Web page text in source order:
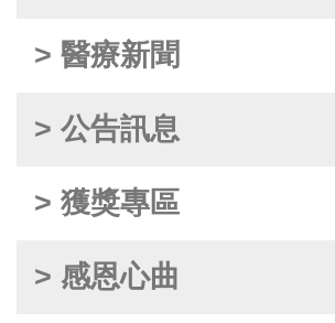
> 醫療新聞
> 公告訊息
> 獲獎專區
> 感恩心曲